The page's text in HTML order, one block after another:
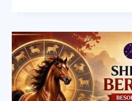
BERKAT
KEBERANIAN
DAN
SEMANGATNYA